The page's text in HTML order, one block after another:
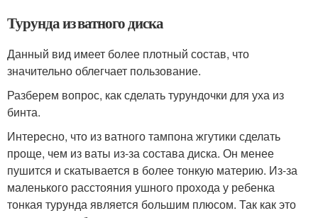
Турунда из ватного диска
Данный вид имеет более плотный состав, что
значительно облегчает пользование.
Разберем вопрос, как сделать турундочки для уха из
бинта.
Интересно, что из ватного тампона жгутики сделать
проще, чем из ваты из-за состава диска. Он менее
пушится и скатывается в более тонкую материю. Из-за
маленького расстояния ушного прохода у ребенка
тонкая турунда является большим плюсом. Так как это